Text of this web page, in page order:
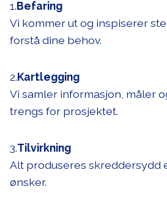
1.Befaring
Vi kommer ut og inspiserer
forstå dine behov.
2.Kartlegging
Vi samler informasjon, måler
trengs for prosjektet.
3.Tilvirkning
Alt produseres skreddersydd
ønsker.